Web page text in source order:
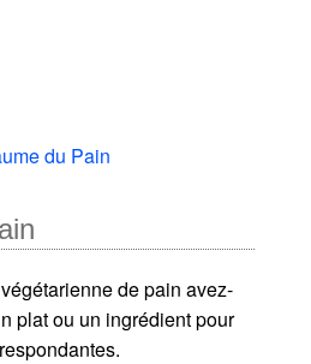
du Pain
de pain avez-
plat ou un ingrédient pour